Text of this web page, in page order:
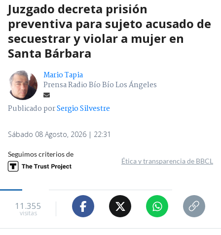
Juzgado decreta prisión
preventiva para sujeto acusado de
secuestrar y violar a mujer en
Santa Bárbara
Mario Tapia
Prensa Radio Bío Bío Los Ángeles
Publicado porSergio Silvestre
Sábado 08 Agosto, 2026 | 22:31
Seguimos criterios de
Ética y transparencia de BBCL
11.355
visitas